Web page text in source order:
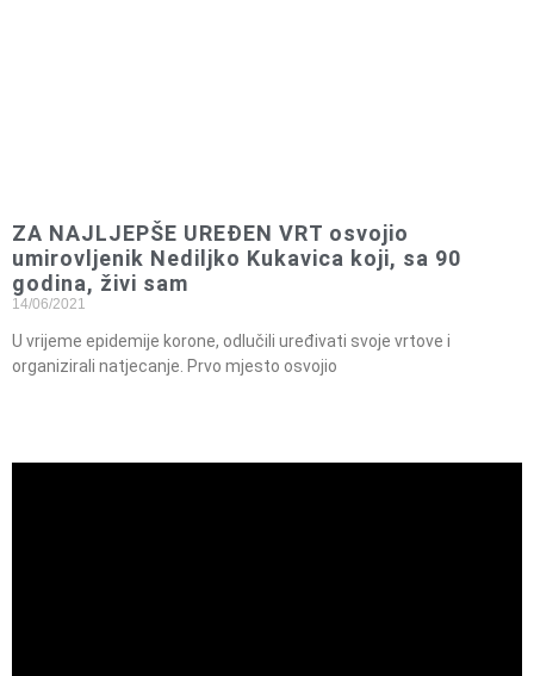
ZA NAJLJEPŠE UREĐEN VRT osvojio
umirovljenik Nediljko Kukavica koji, sa 90
godina, živi sam
14/06/2021
U vrijeme epidemije korone, odlučili uređivati svoje vrtove i
organizirali natjecanje. Prvo mjesto osvojio